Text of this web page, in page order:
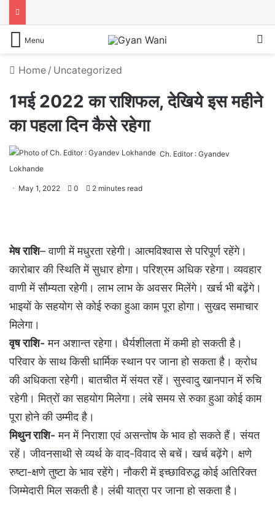
Menu
Home / Uncategorized
1मई 2022 का राशिफल, देखिये इस महीने
का पहला दिन कैसे रहेगा
Ch. Editor : Gyandev
Lokhande
May 1, 2022 0 2 minutes read
मेष राशि– वाणी में मधुरता रहेगी। आत्मविश्वास से परिपूर्ण रहेंगे।
कारोबार की स्थिति में सुधार होगा। परिश्रम अधिक रहेगा। व्‍यवहार
वाणी में सौम्यता रहेगी। लाभ लाभ के अवसर मिलेंगे। खर्च भी बढ़ेंगे।
भाइयों के सहयोग से कोई रुका हुआ काम पूरा होगा। सुखद समाचार
म‍िलेगा।
वृष राशि-मन अशान्त रहेगा। धैर्यशीलता में कमी हो सकती है।
परिवार के साथ किसी धार्मिक स्थान पर जाना हो सकता है। क्रोध
की अधिकता रहेगी। बातचीत में संयत रहें। सुस्‍वादु खानपान में रुच‍ि
रहेगी। म‍ित्रों का सहयोग म‍िलेगा। लंबे समय से रुका हुआ कोई काम
पूरा होने की उम्‍मीद है।
मिथुन राशि-मन में निराशा एवं असन्तोष के भाव हो सकते हैं। संयत
रहें। जीवनसाथी से व्यर्थ के वाद-विवाद से बचें। खर्च बढ़ेंगे। क्षणे
रुष्टा-क्षणे तुष्टा के भाव रहेंगे। नौकरी में इच्छाविरुद्ध कोई अतिरिक्त
जिम्मेदारी मिल सकती है। लंबी यात्रा पर जाना हो सकता है।